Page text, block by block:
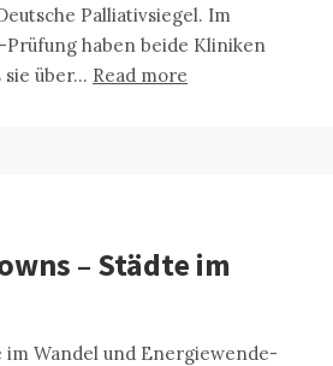
Palliativsiegel. Im
Prüfung haben beide Kliniken
sie über… Read more
– Städte im
Wandel und Energiewende-